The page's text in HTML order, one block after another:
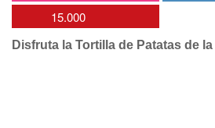
15.000
Disfruta la Tortilla de Patatas de